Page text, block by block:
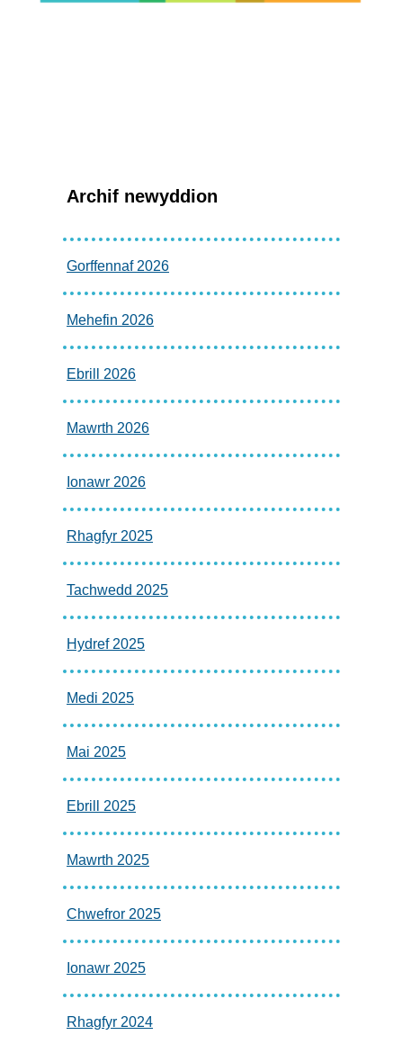
Archif newyddion
Gorffennaf 2026
Mehefin 2026
Ebrill 2026
Mawrth 2026
Ionawr 2026
Rhagfyr 2025
Tachwedd 2025
Hydref 2025
Medi 2025
Mai 2025
Ebrill 2025
Mawrth 2025
Chwefror 2025
Ionawr 2025
Rhagfyr 2024